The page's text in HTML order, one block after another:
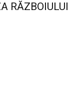
RĂZBOIULUI